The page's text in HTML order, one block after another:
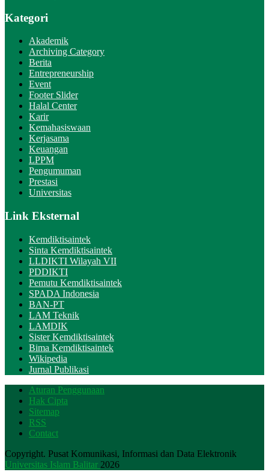
Kategori
Akademik
Archiving Category
Berita
Entrepreneurship
Event
Footer Slider
Halal Center
Karir
Kemahasiswaan
Kerjasama
Keuangan
LPPM
Pengumuman
Prestasi
Universitas
Link Eksternal
Kemdiktisaintek
Sinta Kemdiktisaintek
LLDIKTI Wilayah VII
PDDIKTI
Pemutu Kemdiktisaintek
SPADA Indonesia
BAN-PT
LAM Teknik
LAMDIK
Sister Kemdiktisaintek
Bima Kemdiktisaintek
Wikipedia
Jurnal Publikasi
Aturan Penggunaan
Hak Cipta
Sitemap
RSS
Contact
Copyright. Pusat Komunikasi, Informasi dan Data Elektronik
Universitas Islam Balitar 2026